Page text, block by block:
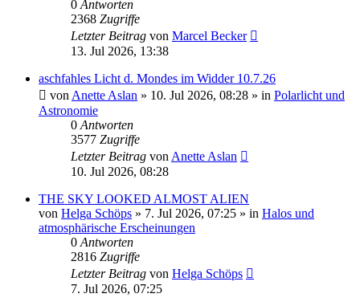
0 Antworten
2368 Zugriffe
Letzter Beitrag von Marcel Becker
13. Jul 2026, 13:38
aschfahles Licht d. Mondes im Widder 10.7.26
von Anette Aslan » 10. Jul 2026, 08:28 » in Polarlicht und
Astronomie
0 Antworten
3577 Zugriffe
Letzter Beitrag von Anette Aslan
10. Jul 2026, 08:28
THE SKY LOOKED ALMOST ALIEN
von Helga Schöps » 7. Jul 2026, 07:25 » in Halos und
atmosphärische Erscheinungen
0 Antworten
2816 Zugriffe
Letzter Beitrag von Helga Schöps
7. Jul 2026, 07:25